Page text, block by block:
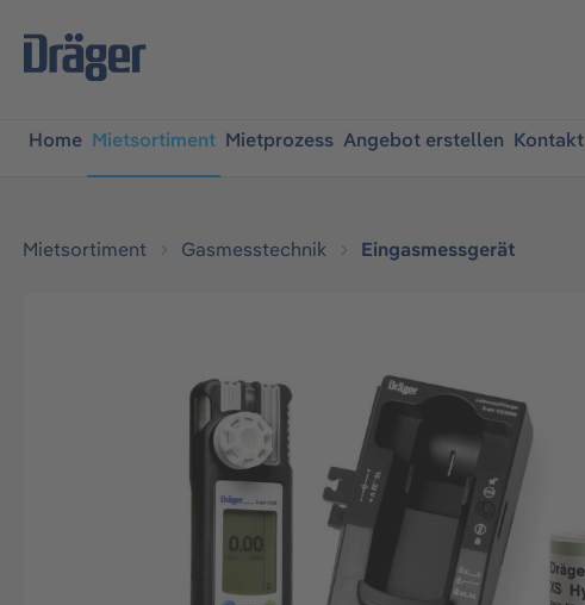
Home Mietsortiment Mietprozess Angebot erstellen Kontakt
Mietsortiment Gasmesstechnik Eingasmessgerät